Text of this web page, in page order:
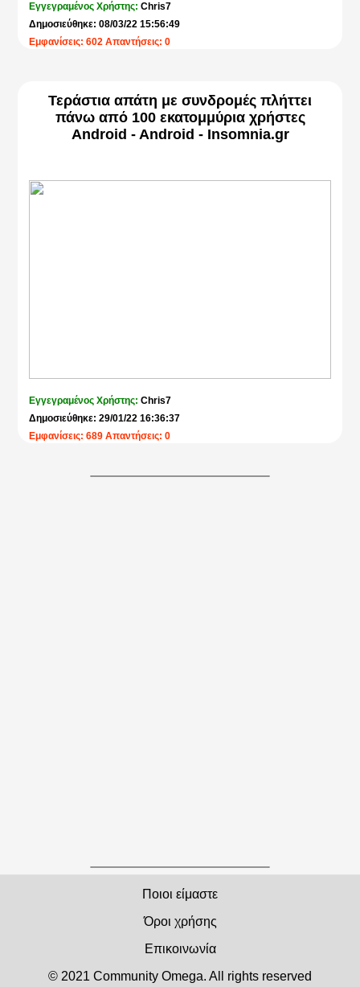
Εγγεγραμένος Χρήστης:Chris7
Δημοσιεύθηκε: 08/03/22 15:56:49
Εμφανίσεις: 602 Απαντήσεις: 0
Τεράστια απάτη με συνδρομές πλήττει
πάνω από 100 εκατομμύρια χρήστες
Android - Android - Insomnia.gr
Εγγεγραμένος Χρήστης:Chris7
Δημοσιεύθηκε: 29/01/22 16:36:37
Εμφανίσεις: 689 Απαντήσεις: 0
Ποιοι είμαστε
Όροι χρήσης
Επικοινωνία
© 2021 Community Οmega. All rights reserved